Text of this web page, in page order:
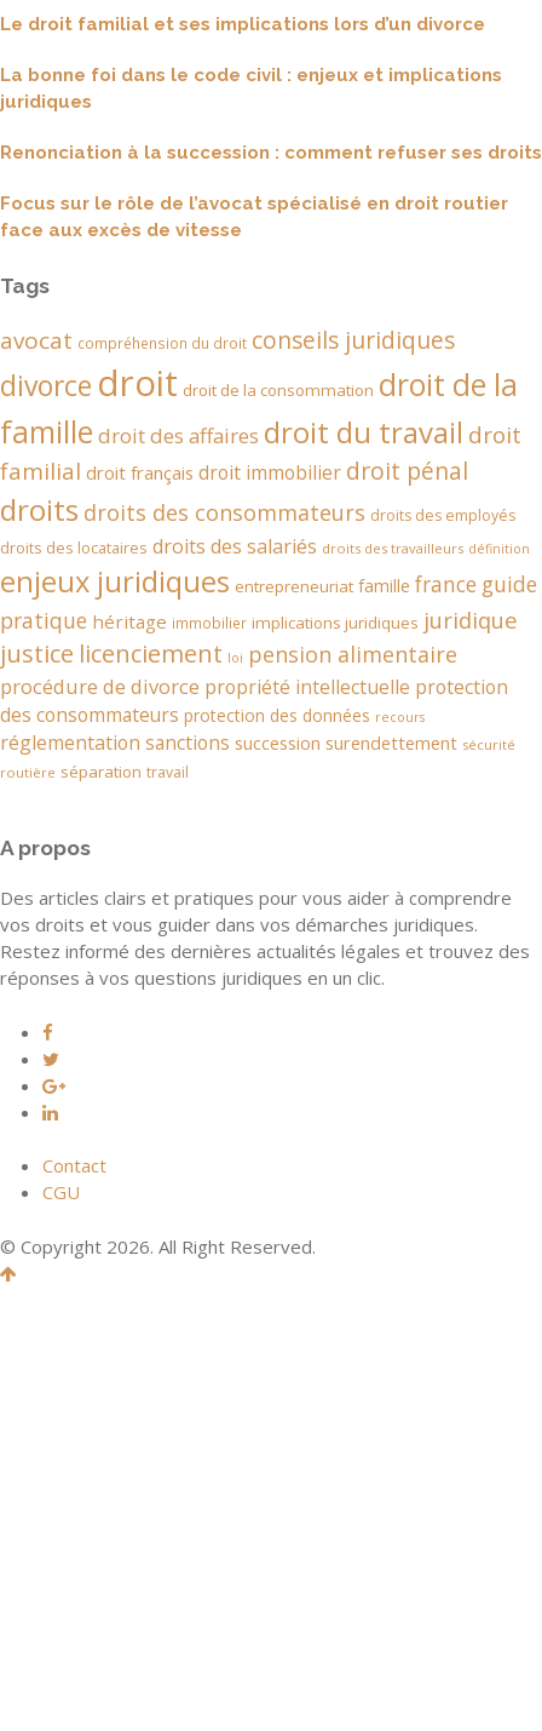
Le droit familial et ses implications lors d’un divorce
La bonne foi dans le code civil : enjeux et implications
juridiques
Renonciation à la succession : comment refuser ses droits
Focus sur le rôle de l’avocat spécialisé en droit routier
face aux excès de vitesse
Tags
avocat compréhension du droit conseils juridiques
divorce droit droit de la consommation droit de la
famille droit des affaires droit du travail droit
familial droit français droit immobilier droit pénal
droits droits des consommateurs droits des employés
droits des locataires droits des salariés droits des travailleurs définition
enjeux juridiques entrepreneuriat famille france guide
pratique héritage immobilier implications juridiques juridique
justice licenciement loi pension alimentaire
procédure de divorce propriété intellectuelle protection
des consommateurs protection des données recours
réglementation sanctions succession surendettement sécurité
routière séparation travail
A propos
Des articles clairs et pratiques pour vous aider à comprendre
vos droits et vous guider dans vos démarches juridiques.
Restez informé des dernières actualités légales et trouvez des
réponses à vos questions juridiques en un clic.
Contact
CGU
© Copyright 2026. All Right Reserved.